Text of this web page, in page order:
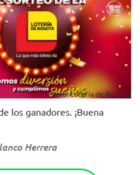
Foto. Lotería de Bogotá.
los ganadores. ¡Buena
Herrera